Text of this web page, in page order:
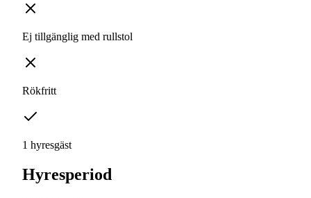
Ej tillgänglig med rullstol
Rökfritt
1 hyresgäst
Hyresperiod